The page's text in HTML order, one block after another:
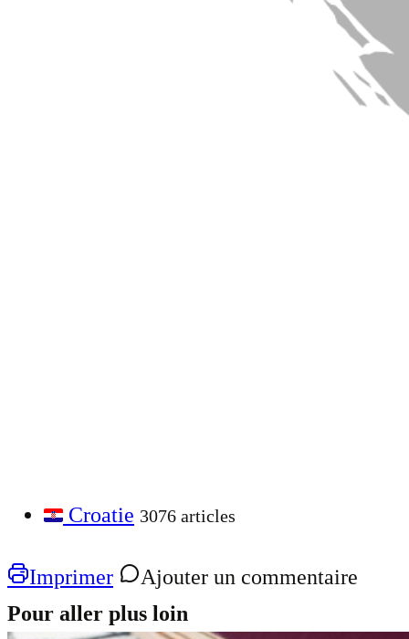
Croatie 3076 articles
Imprimer
Ajouter un commentaire
Pour aller plus loin